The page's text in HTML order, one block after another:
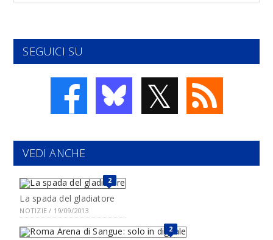
SEGUICI SU
𝕏
VEDI ANCHE
2
La spada del gladiatore
NOTIZIE / 19/09/2013
2